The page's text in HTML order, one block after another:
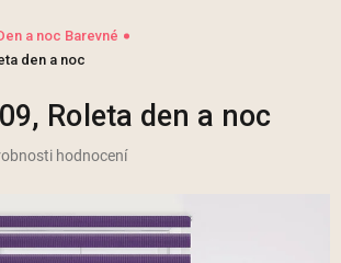
a noc Barevné
den a noc
Roleta den a noc
hodnocení